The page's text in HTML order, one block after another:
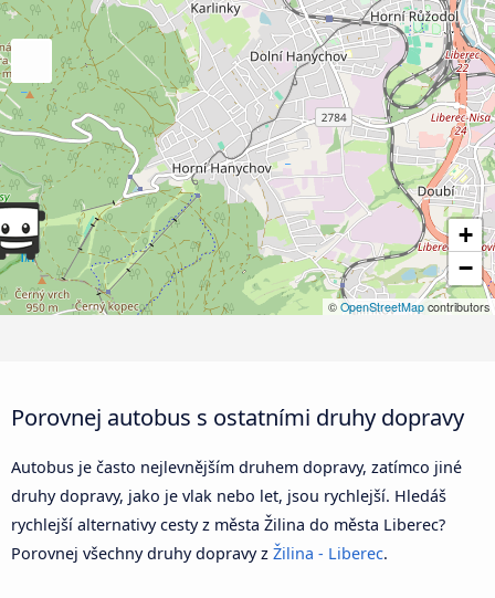
+
−
© OpenStreetMap contributors
Porovnej autobus s ostatními druhy dopravy
Autobus je často nejlevnějším druhem dopravy, zatímco jiné
druhy dopravy, jako je vlak nebo let, jsou rychlejší. Hledáš
rychlejší alternativy cesty z města Žilina do města Liberec?
Porovnej všechny druhy dopravy z Žilina - Liberec.